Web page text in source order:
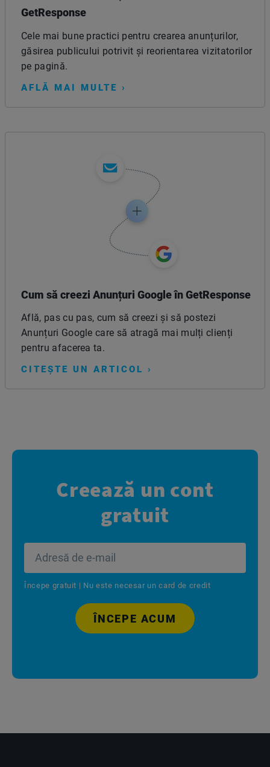
GetResponse
Cele mai bune practici pentru crearea anunțurilor,
găsirea publicului potrivit și reorientarea vizitatorilor
pe pagină.
AFLĂ MAI MULTE ›
Cum să creezi Anunțuri Google în GetResponse
Află, pas cu pas, cum să creezi și să postezi
Anunțuri Google care să atragă mai mulți clienți
pentru afacerea ta.
CITEȘTE UN ARTICOL ›
Creează un cont
gratuit
Începe gratuit | Nu este necesar un card de credit
ÎNCEPE ACUM